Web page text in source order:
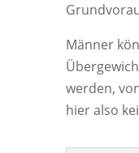
Männer
werden,
hier also